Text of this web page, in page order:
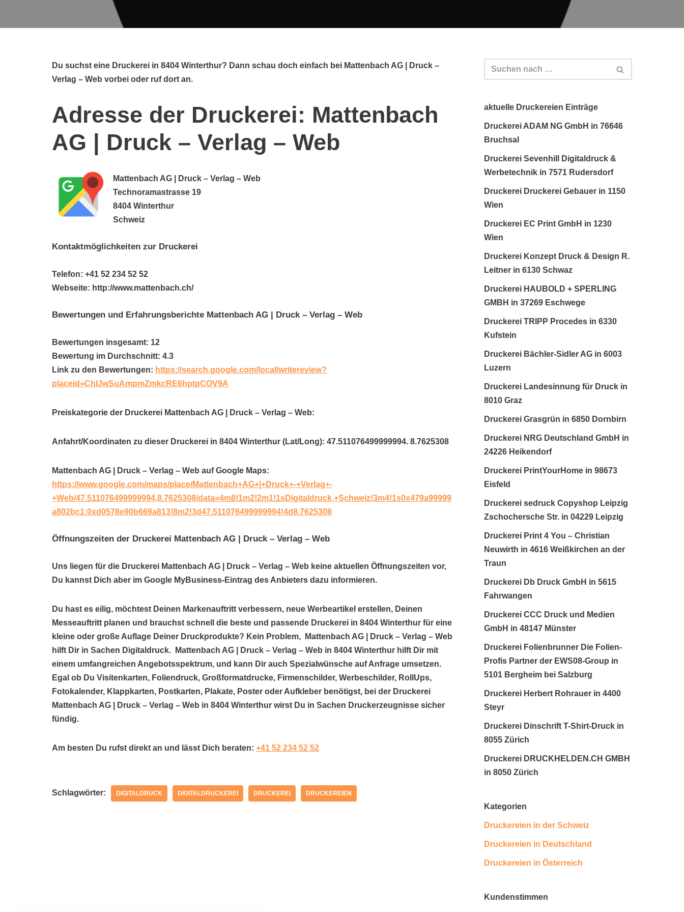
Du suchst eine Druckerei in 8404 Winterthur? Dann schau doch einfach bei Mattenbach AG | Druck –
Verlag – Web vorbei oder ruf dort an.
Adresse der Druckerei: Mattenbach
AG | Druck – Verlag – Web
Mattenbach AG | Druck – Verlag – Web
Technoramastrasse 19
8404 Winterthur
Schweiz
Kontaktmöglichkeiten zur Druckerei
Telefon: +41 52 234 52 52
Webseite: http://www.mattenbach.ch/
Bewertungen und Erfahrungsberichte Mattenbach AG | Druck – Verlag – Web
Bewertungen insgesamt: 12
Bewertung im Durchschnitt: 4.3
Link zu den Bewertungen: https://search.google.com/local/writereview?
placeid=ChIJwSuAmpmZmkcRE6hptpCOV9A
Preiskategorie der Druckerei Mattenbach AG | Druck – Verlag – Web:
Anfahrt/Koordinaten zu dieser Druckerei in 8404 Winterthur (Lat/Long): 47.511076499999994. 8.7625308
Mattenbach AG | Druck – Verlag – Web auf Google Maps:
https://www.google.com/maps/place/Mattenbach+AG+|+Druck+-+Verlag+-
+Web/47.511076499999994,8.7625308/data=4m8!1m2!2m1!1sDigitaldruck,+Schweiz!3m4!1s0x479a99999
a802bc1:0xd0578e90b669a813!8m2!3d47.511076499999994!4d8.7625308
Öffnungszeiten der Druckerei Mattenbach AG | Druck – Verlag – Web
Uns liegen für die Druckerei Mattenbach AG | Druck – Verlag – Web keine aktuellen Öffnungszeiten vor,
Du kannst Dich aber im Google MyBusiness-Eintrag des Anbieters dazu informieren.
Du hast es eilig, möchtest Deinen Markenauftritt verbessern, neue Werbeartikel erstellen, Deinen
Messeauftritt planen und brauchst schnell die beste und passende Druckerei in 8404 Winterthur für eine
kleine oder große Auflage Deiner Druckprodukte? Kein Problem, Mattenbach AG | Druck – Verlag – Web
hilft Dir in Sachen Digitaldruck. Mattenbach AG | Druck – Verlag – Web in 8404 Winterthur hilft Dir mit
einem umfangreichen Angebotsspektrum, und kann Dir auch Spezialwünsche auf Anfrage umsetzen.
Egal ob Du Visitenkarten, Foliendruck, Großformatdrucke, Firmenschilder, Werbeschilder, RollUps,
Fotokalender, Klappkarten, Postkarten, Plakate, Poster oder Aufkleber benötigst, bei der Druckerei
Mattenbach AG | Druck – Verlag – Web in 8404 Winterthur wirst Du in Sachen Druckerzeugnisse sicher
fündig.
Am besten Du rufst direkt an und lässt Dich beraten: +41 52 234 52 52
Schlagwörter: DIGITALDRUCK DIGITALDRUCKEREI DRUCKEREI DRUCKEREIEN
aktuelle Druckereien Einträge
Druckerei ADAM NG GmbH in 76646
Bruchsal
Druckerei Sevenhill Digitaldruck &
Werbetechnik in 7571 Rudersdorf
Druckerei Druckerei Gebauer in 1150
Wien
Druckerei EC Print GmbH in 1230
Wien
Druckerei Konzept Druck & Design R.
Leitner in 6130 Schwaz
Druckerei HAUBOLD + SPERLING
GMBH in 37269 Eschwege
Druckerei TRIPP Procedes in 6330
Kufstein
Druckerei Bächler-Sidler AG in 6003
Luzern
Druckerei Landesinnung für Druck in
8010 Graz
Druckerei Grasgrün in 6850 Dornbirn
Druckerei NRG Deutschland GmbH in
24226 Heikendorf
Druckerei PrintYourHome in 98673
Eisfeld
Druckerei sedruck Copyshop Leipzig
Zschochersche Str. in 04229 Leipzig
Druckerei Print 4 You – Christian
Neuwirth in 4616 Weißkirchen an der
Traun
Druckerei Db Druck GmbH in 5615
Fahrwangen
Druckerei CCC Druck und Medien
GmbH in 48147 Münster
Druckerei Folienbrunner Die Folien-
Profis Partner der EWS08-Group in
5101 Bergheim bei Salzburg
Druckerei Herbert Rohrauer in 4400
Steyr
Druckerei Dinschrift T-Shirt-Druck in
8055 Zürich
Druckerei DRUCKHELDEN.CH GMBH
in 8050 Zürich
Kategorien
Druckereien in der Schweiz
Druckereien in Deutschland
Druckereien in Österreich
Kundenstimmen